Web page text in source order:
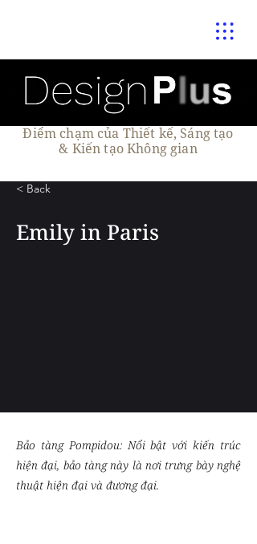
Điểm chạm của Thiết kế, Sáng tạo
& Kiến tạo Không gian
< Back
Emily in Paris
Bảo tàng Pompidou: Nổi bật với kiến trúc
hiện đại, bảo tàng này là nơi trưng bày nghệ
thuật hiện đại và đương đại.